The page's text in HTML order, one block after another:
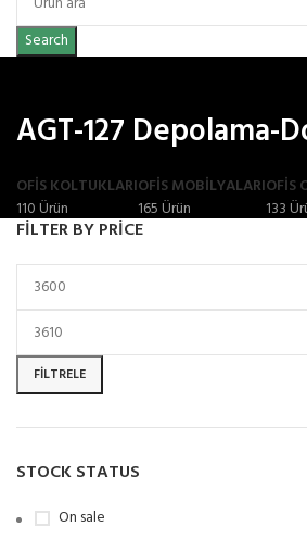
Search
AGT-127 Depolama-
OFIS KOLTUKLARI
110 Ürün
OFİS MOBİLYALARI
165 Ürün
OFIS
133
FILTER BY PRICE
FILTRELE
STOCK STATUS
On sale